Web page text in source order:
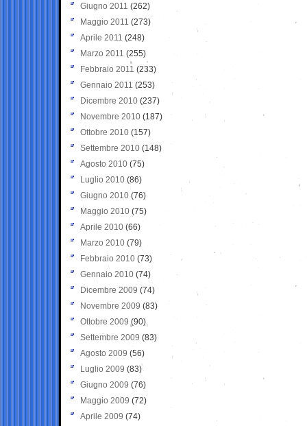
Giugno 2011 (262)
Maggio 2011 (273)
Aprile 2011 (248)
Marzo 2011 (255)
Febbraio 2011 (233)
Gennaio 2011 (253)
Dicembre 2010 (237)
Novembre 2010 (187)
Ottobre 2010 (157)
Settembre 2010 (148)
Agosto 2010 (75)
Luglio 2010 (86)
Giugno 2010 (76)
Maggio 2010 (75)
Aprile 2010 (66)
Marzo 2010 (79)
Febbraio 2010 (73)
Gennaio 2010 (74)
Dicembre 2009 (74)
Novembre 2009 (83)
Ottobre 2009 (90)
Settembre 2009 (83)
Agosto 2009 (56)
Luglio 2009 (83)
Giugno 2009 (76)
Maggio 2009 (72)
Aprile 2009 (74)